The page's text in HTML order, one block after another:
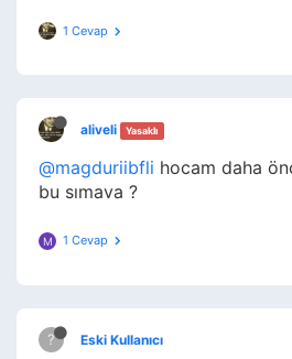
1 Cevap
aliveli Yasaklı
@magduriibfli hocam daha
bu sımava ?
M 1 Cevap
? Eski Kullanıcı